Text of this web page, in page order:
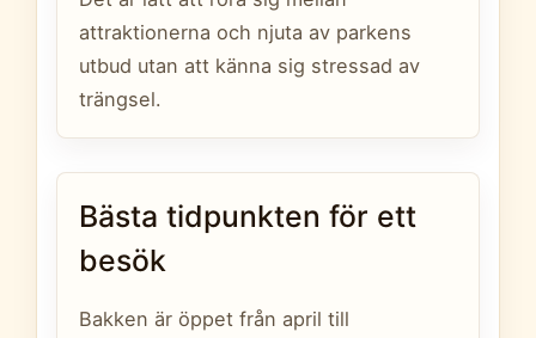
attraktionerna och njuta av parkens
utbud utan att känna sig stressad av
trängsel.
Bästa tidpunkten för ett
besök
Bakken är öppet från april till